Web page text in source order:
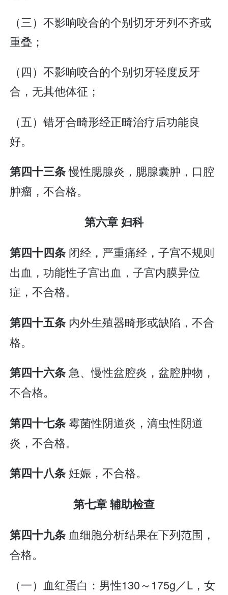
（三）不影响咬合的个别切牙牙列不齐或
重叠；
（四）不影响咬合的个别切牙轻度反牙
合，无其他体征；
（五）错牙合畸形经正畸治疗后功能良
好。
第四十三条慢性腮腺炎，腮腺囊肿，口腔
肿瘤，不合格。
第六章 妇科
第四十四条 闭经，严重痛经，子宫不规则
出血，功能性子宫出血，子宫内膜异位
症，不合格。
第四十五条 内外生殖器畸形或缺陷，不合
格。
第四十六条急、慢性盆腔炎，盆腔肿物，
不合格。
第四十七条霉菌性阴道炎，滴虫性阴道
炎，不合格。
第四十八条妊娠，不合格。
第七章 辅助检查
第四十九条血细胞分析结果在下列范围，
合格。
（一）血红蛋白：男性130～175g／L，女